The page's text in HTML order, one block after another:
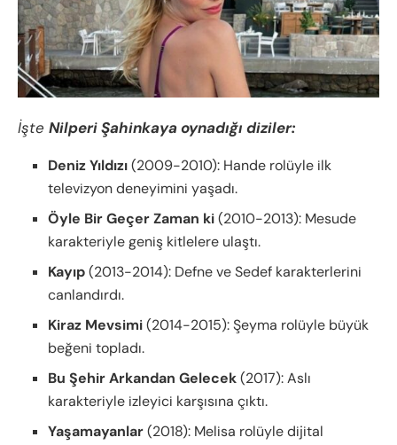
İşte Nilperi Şahinkaya oynadığı diziler:
Deniz Yıldızı(2009-2010): Hande rolüyle ilk
televizyon deneyimini yaşadı.
Öyle Bir Geçer Zaman ki(2010-2013): Mesude
karakteriyle geniş kitlelere ulaştı.
Kayıp(2013-2014): Defne ve Sedef karakterlerini
canlandırdı.
Kiraz Mevsimi(2014-2015): Şeyma rolüyle büyük
beğeni topladı.
Bu Şehir Arkandan Gelecek(2017): Aslı
karakteriyle izleyici karşısına çıktı.
Yaşamayanlar(2018): Melisa rolüyle dijital